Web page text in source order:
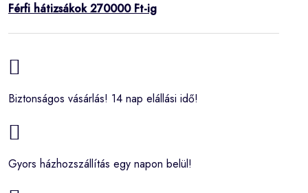
Férfi hátizsákok 270000 Ft-ig
Biztonságos vásárlás! 14 nap elállási idő!
Gyors házhozszállítás egy napon belül!